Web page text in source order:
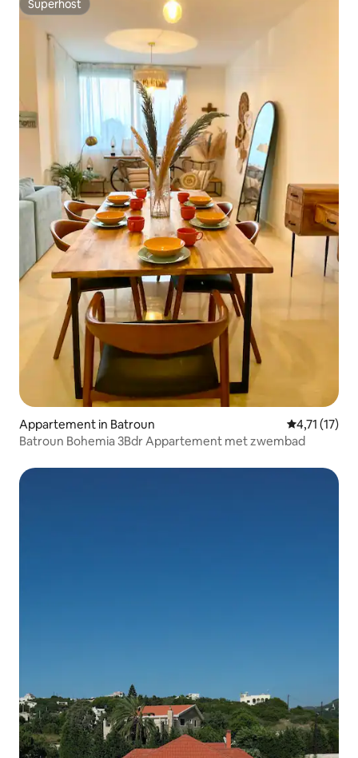
Superhost
Superhost
Appartement in Batroun Gemiddelde
4,71 (17)
Batroun Bohemia 3Bdr Appartement met zwembad